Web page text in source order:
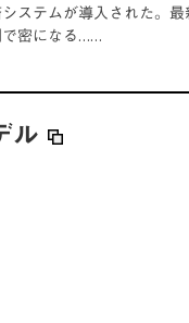
ステムが導入された。
で密になる……
ル